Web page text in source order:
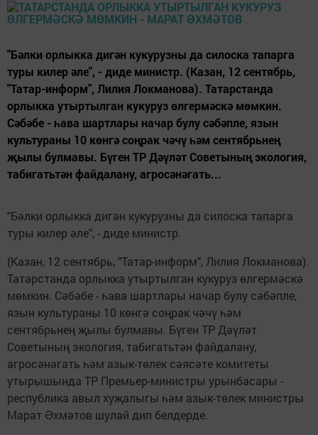
"Бәлки орлыкка дигән кукурузны да силоска тапарга
туры килер әле", - диде министр. (Казан, 12 сентябрь,
"Татар-информ", Лилия Локманова). Татарстанда
орлыкка утыртылган кукуруз өлгермәскә мөмкин.
Сәбәбе - һава шартлары начар булу сәбәпле, язын
культураны 10 көнгә соңрак чәчү һәм сентябрьнең
җылы булмавы. Бүген ТР Дәүләт Советының экология,
табигатьтән файдалану, агросәнәгать...
"Бәлки орлыкка дигән кукурузны да силоска тапарга
туры килер әле", - диде министр.
(Казан, 12 сентябрь, "Татар-информ", Лилия Локманова).
Татарстанда орлыкка утыртылган кукуруз өлгермәскә
мөмкин. Сәбәбе - һава шартлары начар булу сәбәпле,
язын культураны 10 көнгә соңрак чәчү һәм
сентябрьнең җылы булмавы. Бүген ТР Дәүләт
Советының экология, табигатьтән файдалану,
агросәнәгать һәм азык-төлек сәясәте комитеты
утырышында ТР Премьер-министры урынбасары -
республика авыл хуҗалыгы һәм азык-төлек министры
Марат Əхмәтов шулай дип белдерде.